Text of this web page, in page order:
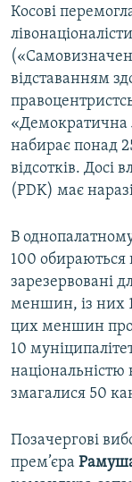
Косові
відставанням
«Демократична
набирає понад
відсотків. Досі
(PDK) має
В
100
зарезервовані
меншин, із них
цих меншин
10
національністю
змагалися 50
Позачергові
прем’єра